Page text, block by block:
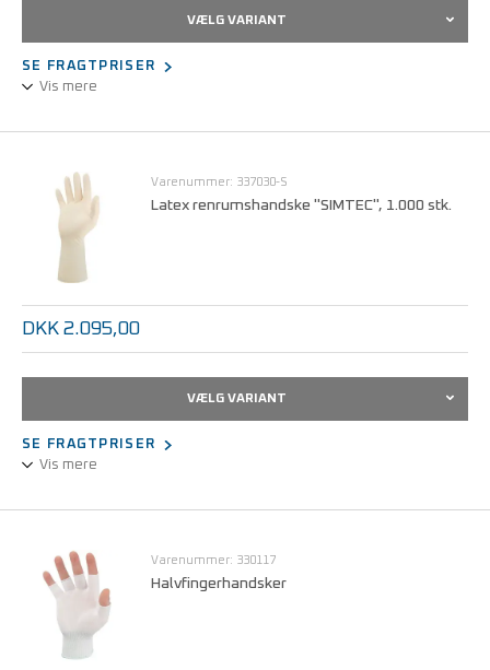
VÆLG VARIANT
SE FRAGTPRISER
Vis mere
Varenummer: 337030-S
Latex renrumshandske "SIMTEC", 1.000 stk.
DKK 2.095,00
VÆLG VARIANT
SE FRAGTPRISER
Vis mere
Varenummer: 330117
Halvfingerhandsker